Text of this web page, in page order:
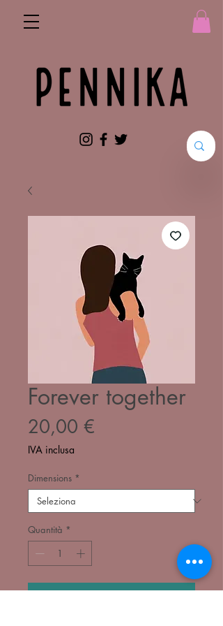
Forever together
20,00 €
IVA inclusa
Dimensions *
Quantità *